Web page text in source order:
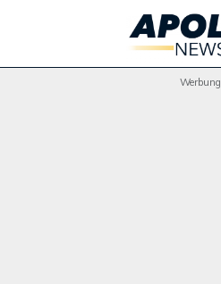
Werbung